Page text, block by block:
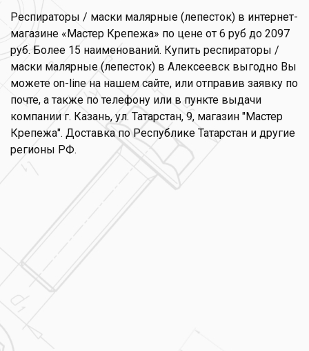
Респираторы / маски малярные (лепесток) в интернет-
магазине «Мастер Крепежа» по цене от 6 руб до 2097
руб. Более 15 наименований. Купить респираторы /
маски малярные (лепесток) в Алексеевск выгодно Вы
можете on-line на нашем сайте, или отправив заявку по
почте, а также по телефону или в пункте выдачи
компании г. Казань, ул. Татарстан, 9, магазин "Мастер
Крепежа". Доставка по Республике Татарстан и другие
регионы РФ.